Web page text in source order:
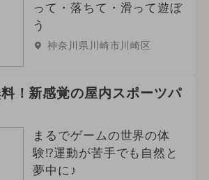
って・落ちて・滑って遊ぼ
う
神奈川県川崎市川崎区
！新感覚の屋内スポーツパ
まるでゲームの世界の体
験⁉運動が苦手でも自然と
夢中に♪